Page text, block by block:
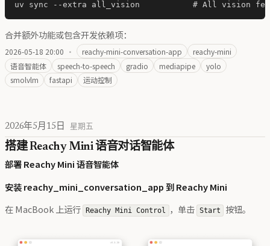
合并额外功能或包含开发依赖项：
2026-05-18 20:00 · reachy-mini-conversation-app
reachy-mini
语音智能体
speech-to-speech gradio mediapipe
yolo
smolvlm
fastapi 运动控制
2026年5月15日 星期五
搭建 Reachy Mini 语音对话智能体
部署 Reachy Mini 语音智能体
安装 reachy_mini_conversation_app 到 Reachy Mini
在 MacBook 上运行
Reachy Mini Control ，单击 Start 按钮。